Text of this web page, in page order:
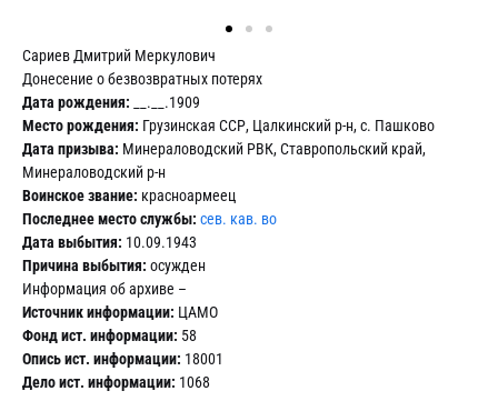
Сариев Дмитрий Меркулович
Донесение о безвозвратных потерях
Дата рождения: __.__.1909
Место рождения: Грузинская ССР, Цалкинский р-н, с. Пашково
Дата призыва: Минераловодский РВК, Ставропольский край,
Минераловодский р-н
Воинское звание: красноармеец
Последнее место службы: сев. кав. во
Дата выбытия: 10.09.1943
Причина выбытия: осужден
Информация об архиве –
Источник информации: ЦАМО
Фонд ист. информации: 58
Опись ист. информации: 18001
Дело ист. информации: 1068